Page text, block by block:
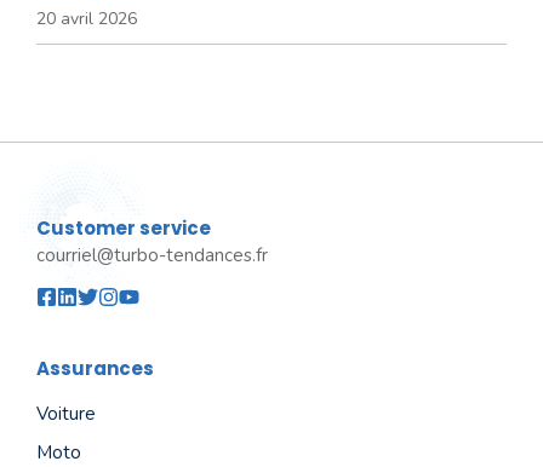
20 avril 2026
Customer service
courriel@turbo-tendances.fr
Assurances
Voiture
Moto